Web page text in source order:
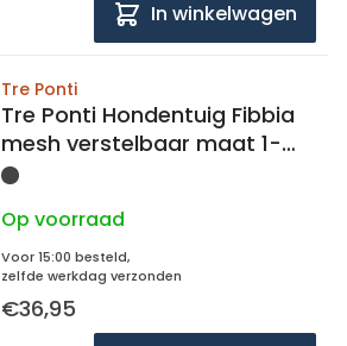
In winkelwagen
Tre Ponti
Tre Ponti Hondentuig Fibbia
mesh verstelbaar maat 1-
28-38 cm
Op voorraad
Voor 15:00 besteld,
zelfde werkdag verzonden
€36,95